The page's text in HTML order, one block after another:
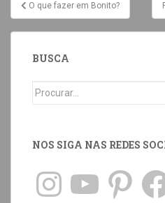
O que fazer em Bonito?
BUSCA
NOS SIGA NAS REDES